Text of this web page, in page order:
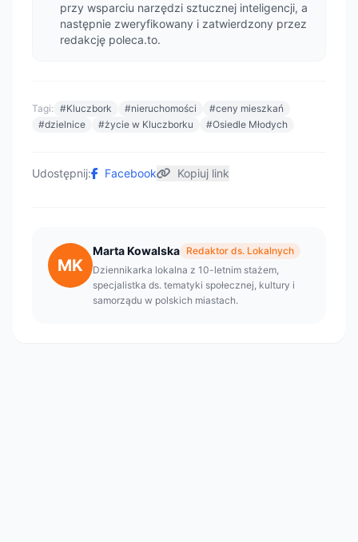
przy wsparciu narzędzi sztucznej inteligencji, a
następnie zweryfikowany i zatwierdzony przez
redakcję poleca.to.
Tagi: #Kluczbork #nieruchomości
#ceny mieszkań
#dzielnice
#życie w Kluczborku #Osiedle Młodych
Udostępnij: Facebook Kopiuj link
MK
Marta Kowalska Redaktor ds. Lokalnych
Dziennikarka lokalna z 10-letnim stażem,
specjalistka ds. tematyki społecznej, kultury i
samorządu w polskich miastach.